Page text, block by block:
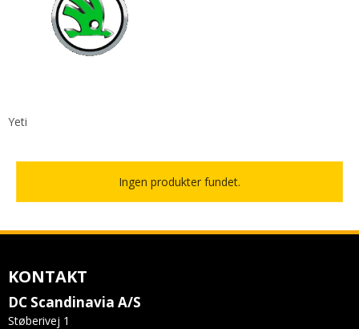
Yeti
Ingen produkter fundet.
KONTAKT
DC Scandinavia A/S
Støberivej 1